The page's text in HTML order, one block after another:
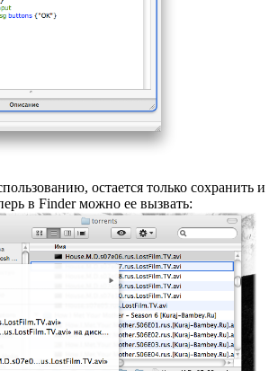
остается только сохранить и
в Finder можно ее вызвать: